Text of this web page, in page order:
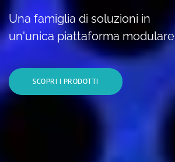
Una famiglia di soluzioni in
un'unica piattaforma modulare
SCOPRI I PRODOTTI